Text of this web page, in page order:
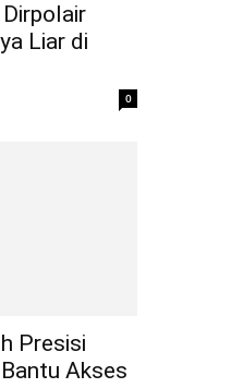
Liar di
0
Presisi
Akses